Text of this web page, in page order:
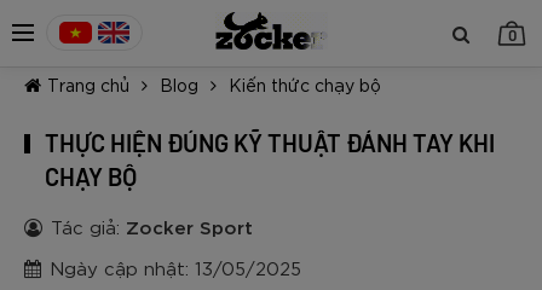
0
Trang chủ Blog Kiến thức chạy bộ
THỰC HIỆN ĐÚNG KỸ THUẬT ĐÁNH TAY KHI
CHẠY BỘ
Tác giả: Zocker Sport
Ngày cập nhật: 13/05/2025